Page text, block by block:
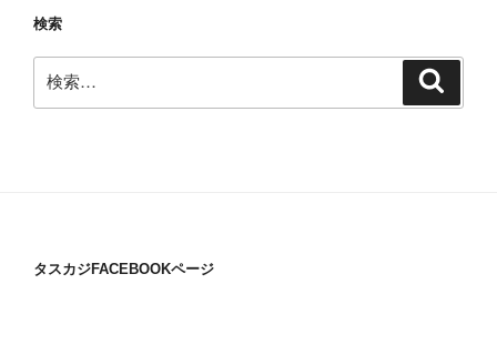
検索
索:
タスカジFACEBOOKページ